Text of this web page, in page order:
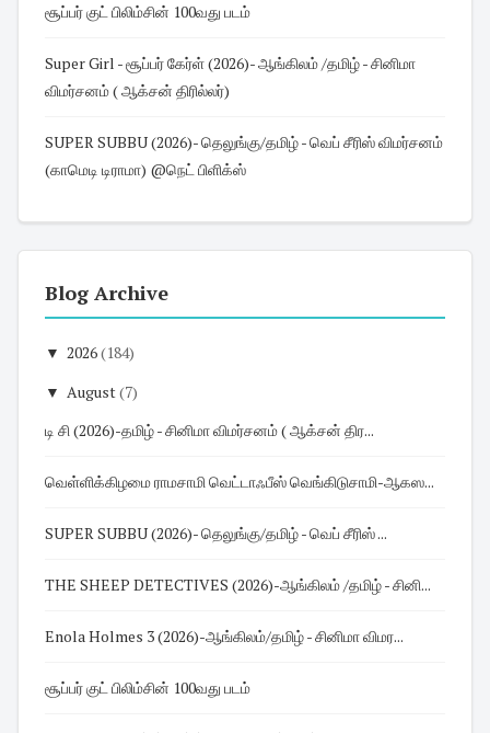
சூப்பர் குட் பிலிம்சின் 100வது படம்
Super Girl - சூப்பர் கேர்ள் (2026)- ஆங்கிலம் /தமிழ் - சினிமா
விமர்சனம் ( ஆக்சன் திரில்லர்)
SUPER SUBBU (2026)- தெலுங்கு/தமிழ் - வெப் சீரிஸ் விமர்சனம்
(காமெடி டிராமா) @நெட் பிளிக்ஸ்
Blog Archive
▼ 2026(184)
▼ August(7)
டி சி (2026)-தமிழ் - சினிமா விமர்சனம் ( ஆக்சன் திர...
வெள்ளிக்கிழமை ராமசாமி வெட்டாஃபீஸ் வெங்கிடுசாமி-ஆகஸ...
SUPER SUBBU (2026)- தெலுங்கு/தமிழ் - வெப் சீரிஸ் ...
THE SHEEP DETECTIVES (2026)-ஆங்கிலம் /தமிழ் - சினி...
Enola Holmes 3 (2026)-ஆங்கிலம்/தமிழ் - சினிமா விமர...
சூப்பர் குட் பிலிம்சின் 100வது படம்